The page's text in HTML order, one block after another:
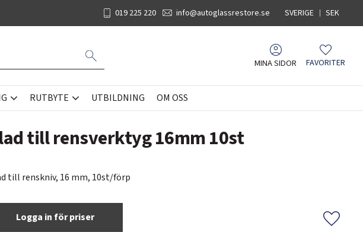
019 225 220 info@autoglassrestore.se SVERIGE SEK
MINA SIDOR Favoriter
FAVORITER
RUTBYTE UTBILDNING OM OSS
till rensverktyg 16mm 10st
till renskniv, 16 mm, 10st/förp
Logga in för priser
Lägg